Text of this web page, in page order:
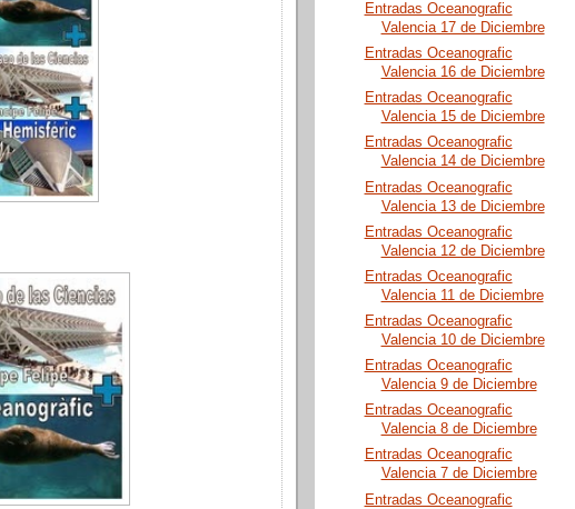
Entradas Oceanografic
Valencia 17 de Diciembre
Entradas Oceanografic
Valencia 16 de Diciembre
Entradas Oceanografic
Valencia 15 de Diciembre
Entradas Oceanografic
Valencia 14 de Diciembre
Entradas Oceanografic
Valencia 13 de Diciembre
Entradas Oceanografic
Valencia 12 de Diciembre
Entradas Oceanografic
Valencia 11 de Diciembre
Entradas Oceanografic
Valencia 10 de Diciembre
Entradas Oceanografic
Valencia 9 de Diciembre
Entradas Oceanografic
Valencia 8 de Diciembre
Entradas Oceanografic
Valencia 7 de Diciembre
Entradas Oceanografic